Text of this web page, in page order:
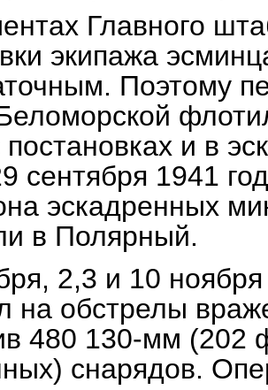
Главного
экипажа
Поэтому
и в
сентября 1941
эскадренных
в Полярный.
2,3 и 10
на обстрелы
480 130-мм (202
снарядов.